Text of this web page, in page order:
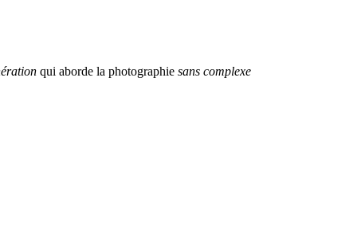
qui aborde la photographie sans complexe